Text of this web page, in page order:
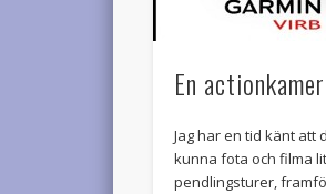
En
Jag har en tid känt att
kunna fota och filma
pendlingsturer,